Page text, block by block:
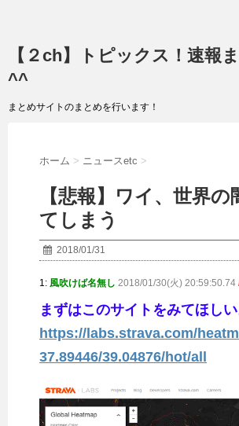
【２ch】トピックス！速報
^^
まとめサイトのまとめを行います！
ホーム > ニュースetc >
【悲報】ワイ、世界
てしまう
2018/01/31
1: 風吹けば名無し 2018/01/30(火) 20:59:50.74
まずはこのサイトをみてほしい
https://labs.strava.com/
37.89446/39.04876/hot/all